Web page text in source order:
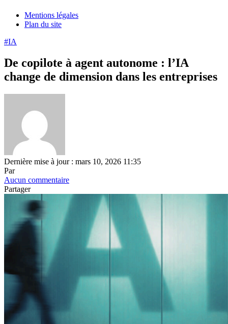
Mentions légales
Plan du site
#IA
De copilote à agent autonome : l’IA
change de dimension dans les entreprises
Dernière mise à jour : mars 10, 2026 11:35
Par
Aucun commentaire
Partager